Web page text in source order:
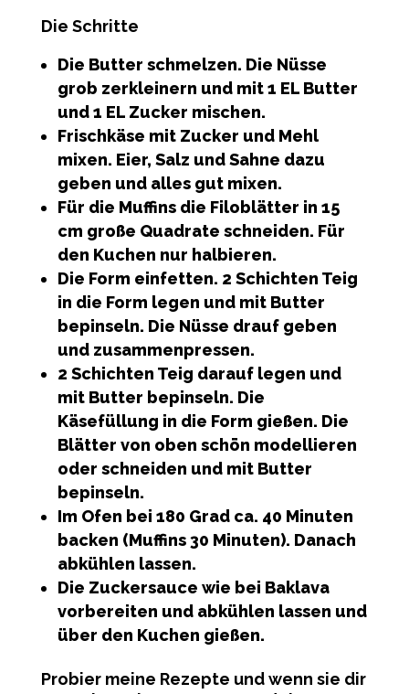
Die Schritte
Die Butter schmelzen. Die Nüsse
grob zerkleinern und mit 1 EL Butter
und 1 EL Zucker mischen.
Frischkäse mit Zucker und Mehl
mixen. Eier, Salz und Sahne dazu
geben und alles gut mixen.
Für die Muffins die Filoblätter in 15
cm große Quadrate schneiden. Für
den Kuchen nur halbieren.
Die Form einfetten. 2 Schichten Teig
in die Form legen und mit Butter
bepinseln. Die Nüsse drauf geben
und zusammenpressen.
2 Schichten Teig darauf legen und
mit Butter bepinseln. Die
Käsefüllung in die Form gießen. Die
Blätter von oben schön modellieren
oder schneiden und mit Butter
bepinseln.
Im Ofen bei 180 Grad ca. 40 Minuten
backen (Muffins 30 Minuten). Danach
abkühlen lassen.
Die Zuckersauce wie bei Baklava
vorbereiten und abkühlen lassen und
über den Kuchen gießen.
Probier meine Rezepte und wenn sie dir